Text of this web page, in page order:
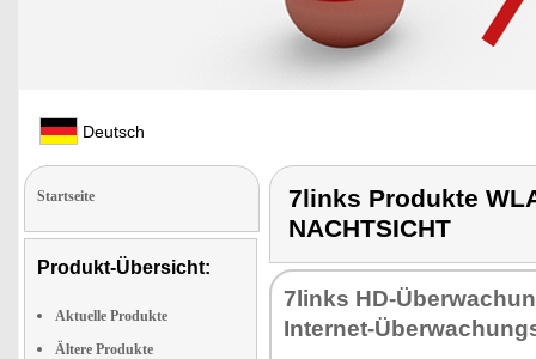
Deutsch
Startseite
Produkt-Übersicht:
Aktuelle Produkte
Ältere Produkte
7links Produkte
NACHTSICHT
7links HD-
In­ter­net-